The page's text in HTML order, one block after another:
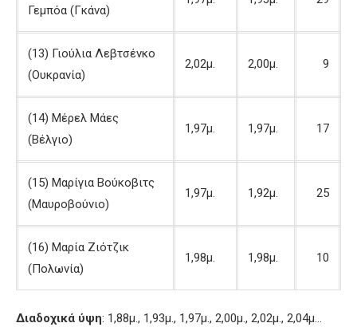
Γεμπόα (Γκάνα)
(13) Γιούλια Λεβτσένκο
(Ουκρανία)
2,02μ. 2,00μ. 9
(14) Μέρελ Μάες
(Βέλγιο)
1,97μ. 1,97μ. 17
(15) Μαρίγια Βούκοβιτς
(Μαυροβούνιο)
1,97μ. 1,92μ. 25
(16) Μαρία Ζιότζικ
(Πολωνία)
1,98μ. 1,98μ. 10
Διαδοχικά ύψη: 1,88μ., 1,93μ., 1,97μ., 2,00μ., 2,02μ., 2,04μ…